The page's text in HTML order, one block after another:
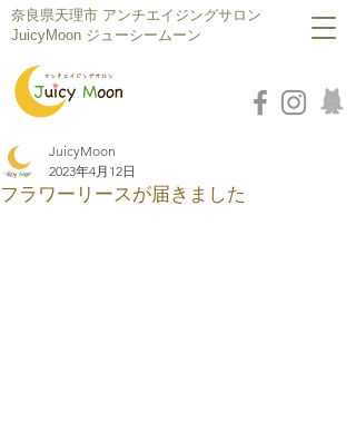
​奈良県天理市 アンチエイジングサロン
JuicyMoon ジューシームーン
フラワーリースが届きました
JuicyMoon
2023年4月12日